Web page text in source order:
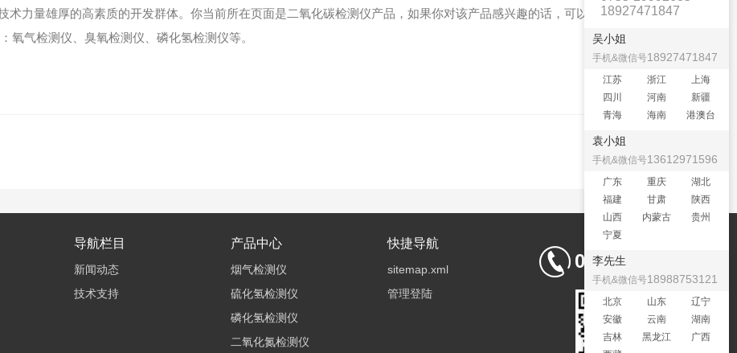
术力量雄厚的高素质的开发群体。你当前所在页面是二氧化碳检测仪产品，如果你对该产品感兴趣的话，可以我们的了解更多相关
氧气检测仪、臭氧检测仪、磷化氢检测仪等。
导航栏目
新闻动态
技术支持
产品中心
烟气检测仪
硫化氢检测仪
磷化氢检测仪
二氧化氮检测仪
快捷导航
sitemap.xml
管理登陆
0755-29992685
18927471847
吴小姐
手机&微信号18927471847
江苏 浙江
上海
四川
河南
新疆
青海
海南 港澳台
袁小姐
手机&微信号13612971596
广东 重庆
湖北
福建
甘肃
陕西
山西
内蒙古
贵州
宁夏
李先生
手机&微信号18988753121
北京 山东
辽宁
安徽
云南
湖南
吉林
黑龙江
广西